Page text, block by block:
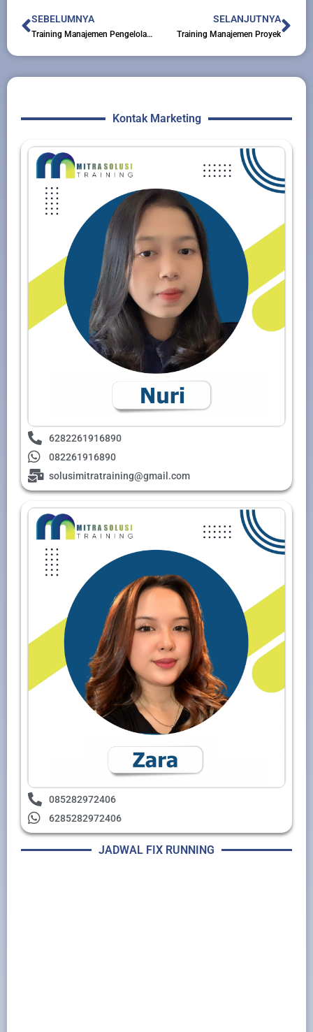
Prev
SEBELUMNYA
Training Manajemen Pengelolaan Gedung
SELANJUTNYA
Training Manajemen Proyek
Kontak Marketing
6282261916890
082261916890
solusimitratraining@gmail.com
085282972406
6285282972406
JADWAL FIX RUNNING